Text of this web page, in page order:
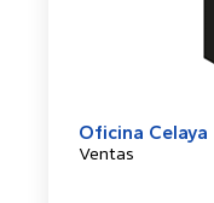
Oficina Celaya
Ventas